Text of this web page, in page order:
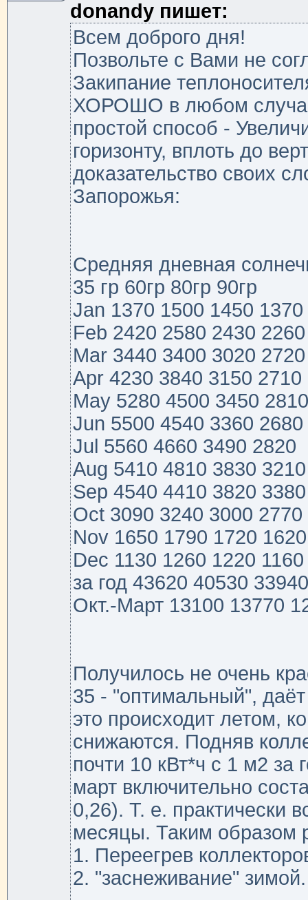
donandy пишет:
Всем доброго дня!
Позвольте с Вами не
Закипание
ХОРОШО в любом
простой способ -
горизонту, вплоть до
доказательство своих
Запорожья:
Средняя дневная
35 гр 60гр 80гр 90гр
Jan 1370 1500 1450 1370
Feb 2420 2580 2430 2260
Mar 3440 3400 3020 2720
Apr 4230 3840 3150 2710
May 5280 4500 3450 2810
Jun 5500 4540 3360 2680
Jul 5560 4660 3490 2820
Aug 5410 4810 3830 3210
Sep 4540 4410 3820 3380
Oct 3090 3240 3000 2770
Nov 1650 1790 1720 1620
Dec 1130 1260 1220 1160
за год 43620 40530
Окт.-Март 13100 13770
Получилось не очень
35 - "оптимальный",
это происходит летом,
снижаются. Подняв
почти 10 кВт*ч с 1 м2 за
март включительно
0,26). Т. е. практически
месяцы. Таким образом
1. Переегрев
2. "заснеживание" зимой.